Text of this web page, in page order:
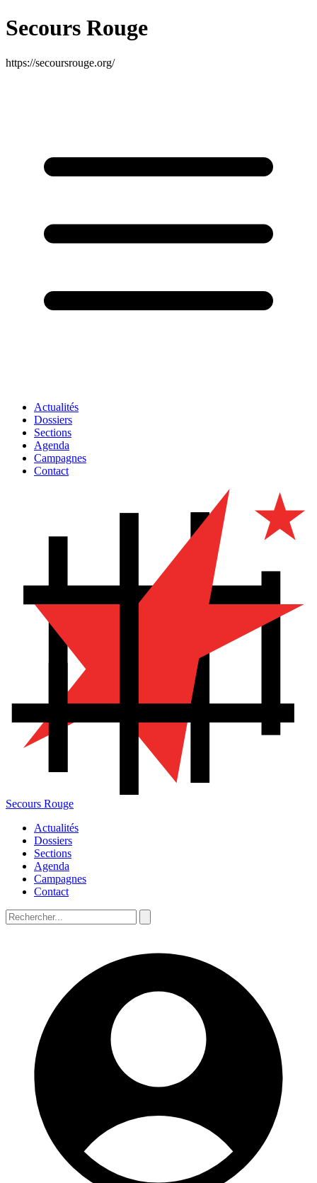
Secours Rouge
https://secoursrouge.org/
Actualités
Dossiers
Sections
Agenda
Campagnes
Contact
Secours Rouge
Actualités
Dossiers
Sections
Agenda
Campagnes
Contact